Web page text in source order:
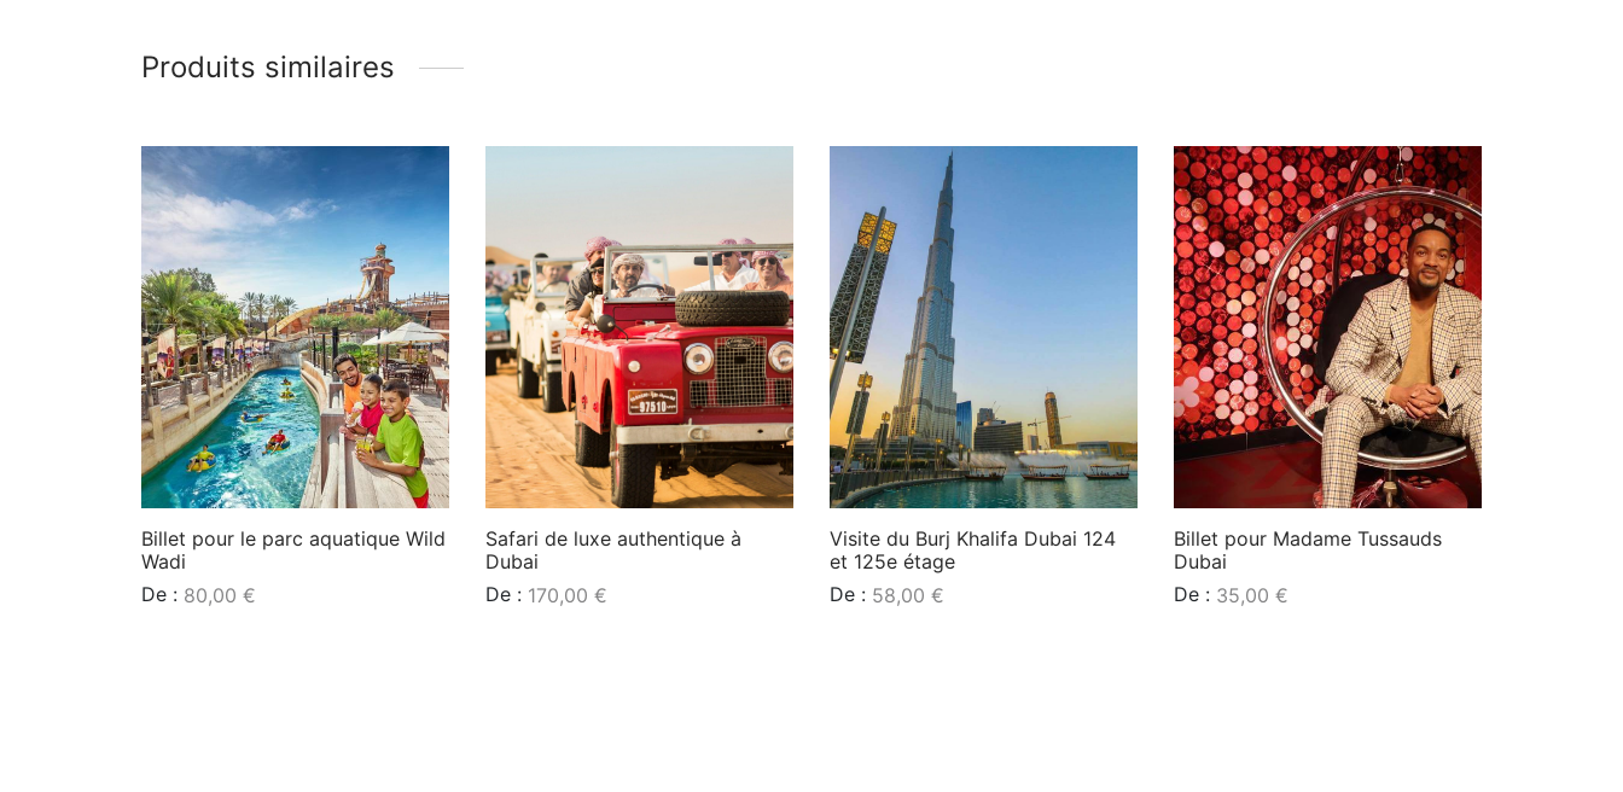
Produits similaires
Billet pour le parc aquatique Wild
Wadi
De : 80,00 €
Safari de luxe authentique à
Dubai
De : 170,00 €
Visite du Burj Khalifa Dubai 124
et 125e étage
De : 58,00 €
Billet pour Madame Tussauds
Dubai
De : 35,00 €